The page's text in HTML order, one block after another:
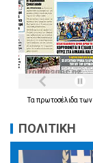
Τα πρωτοσέλιδα των
ΠΟΛΙΤΙΚΗ